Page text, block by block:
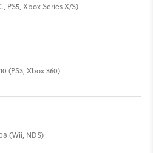
PS5, Xbox Series X/S)
(PS3, Xbox 360)
(Wii, NDS)